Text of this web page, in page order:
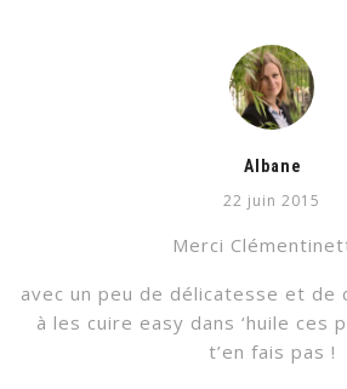
Albane
22 juin 2015
Merci
avec un peu de délicatesse et
à les cuire easy dans ‘huile ces
t’en fais pas !